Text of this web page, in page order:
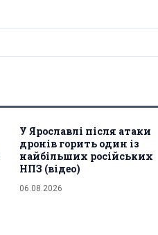
У Ярославлі після атаки
дронів горить один із
найбільших російських
НПЗ (відео)
06.08.2026